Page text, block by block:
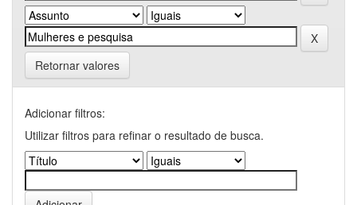
Retornar valores
Adicionar filtros:
Utilizar filtros para refinar o resultado de busca.